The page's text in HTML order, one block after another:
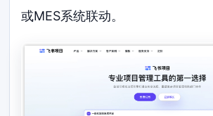
或MES系统联动。